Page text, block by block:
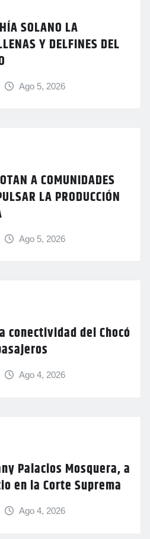
SOLANO LA
Y DELFINES DEL
Ago 5, 2026
A COMUNIDADES
LA PRODUCCIÓN
Ago 5, 2026
conectividad del Chocó
Ago 4, 2026
Palacios Mosquera, a
en la Corte Suprema
Ago 4, 2026